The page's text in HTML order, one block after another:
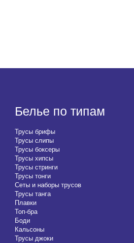
Белье по типам
Трусы брифы
Трусы слипы
Трусы боксеры
Трусы хипсы
Трусы стринги
Трусы тонги
Сеты и наборы трусов
Трусы танга
Плавки
Топ-бра
Боди
Кальсоны
Трусы джоки